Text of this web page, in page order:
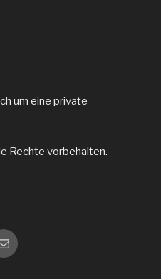
um eine private
Rechte vorbehalten.